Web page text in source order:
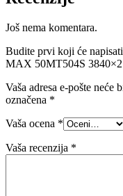
Još nema komentara.
Budite prvi koji će
MAX 50MT504S
Vaša adresa e-pošte neće
označena *
Vaša ocena *
Vaša recenzija *